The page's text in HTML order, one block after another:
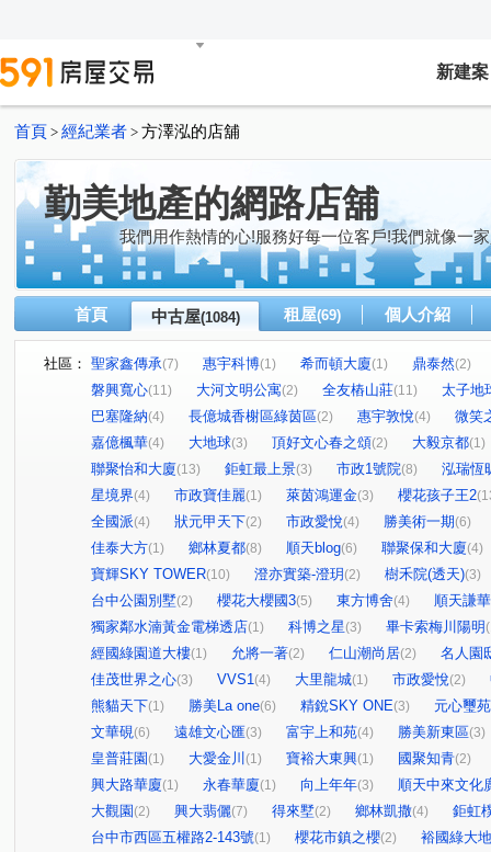
新建案
首頁 > 經紀業者 > 方澤泓的店舖
勤美地產的網路店舖
我們用作熱情的心!服務好每一位客戶!我們就像一
首頁 中古屋(1084) 租屋(69) 個人介紹
社區： 聖家鑫傳承(7) 惠宇科博(1) 希而頓大廈(1) 鼎泰然(2)
磐興寬心(11) 大河文明公寓(2) 全友樁山莊(11)
太子地
巴塞隆納(4) 長億城香榭區綠茵區(2) 惠宇敦悅(4)
微笑
嘉億楓華(4) 大地球(3) 頂好文心春之頌(2) 大毅京都(1)
聯聚怡和大廈(13) 鉅虹最上景(3) 市政1號院(8)
泓瑞恆
星境界(4) 市政寶佳麗(1) 萊茵鴻運金(3) 櫻花孩子王2
全國派(4) 狀元甲天下(2) 市政愛悅(4) 勝美術一期(6)
佳泰大方(1) 鄉林夏都(8) 順天blog(6) 聯聚保和大廈(4)
寶輝SKY TOWER(10) 澄亦實築-澄玥 (2) 樹禾院(透天)(3)
台中公園別墅(2) 櫻花大櫻國3(5) 東方博舍(4)
順天謙華
獨家鄰水湳黃金電梯透店(1) 科博之星(3) 畢卡索梅川陽明
經國綠園道大樓(1) 允將一著(2) 仁山潮尚居(2)
名人園
佳茂世界之心(3) VVS1(4) 大里龍城(1) 市政愛悅(2)
熊貓天下(1) 勝美La one(6) 精銳SKY ONE(3)
元心璽苑
文華硯(6) 遠雄文心匯(3) 富宇上和苑(4) 勝美新東區(3)
皇普莊園 (1) 大愛金川 (1) 寶裕大東興(1) 國聚知青(2)
興大路華廈(1) 永春華廈(1) 向上年年(3)
順天中來文化
大觀園 (2) 興大翡儷(7) 得來墅(2) 鄉林凱撒(4)
鉅虹
台中市西區五權路2-143號(1) 櫻花市鎮之櫻(2)
裕國綠大